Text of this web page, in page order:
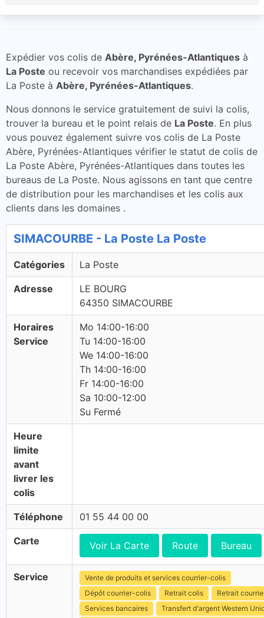
Expédier vos colis de Abère, Pyrénées-Atlantiques à
La Poste ou recevoir vos marchandises expédiées par
La Poste à Abère, Pyrénées-Atlantiques.
Nous donnons le service gratuitement de suivi la colis,
trouver la bureau et le point relais de La Poste. En plus
vous pouvez également suivre vos colis de La Poste
Abère, Pyrénées-Atlantiques vérifier le statut de colis de
La Poste Abère, Pyrénées-Atlantiques dans toutes les
bureaus de La Poste. Nous agissons en tant que centre
de distribution pour les marchandises et les colis aux
clients dans les domaines .
SIMACOURBE - La Poste La Poste
Catégories La Poste
Adresse
LE BOURG
64350 SIMACOURBE
Horaires
Service
Mo 14:00-16:00
Tu 14:00-16:00
We 14:00-16:00
Th 14:00-16:00
Fr 14:00-16:00
Sa 10:00-12:00
Su Fermé
Heure
limite
avant
livrer les
colis
Téléphone 01 55 44 00 00
Carte Voir La Carte Route Bureau
Service
Vente de produits et services courrier-colis
Dépôt courrier-colis
Retrait colis
Retrait
Services bancaires
Transfert d'argent Western